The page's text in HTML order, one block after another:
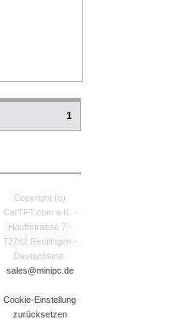
1
Copyright (c)
CarTFT.com e.K. -
Hauffstrasse 7 -
72762 Reutlingen -
Deutschland.
sales@minipc.de
Cookie-Einstellung
zurücksetzen